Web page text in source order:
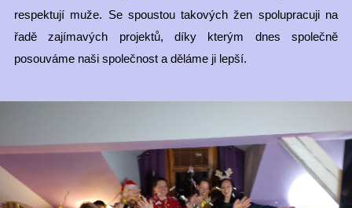
respektují muže. Se spoustou takových žen spolupracuji na
řadě zajímavých projektů, díky kterým dnes společně
posouváme naši společnost a děláme ji lepší.